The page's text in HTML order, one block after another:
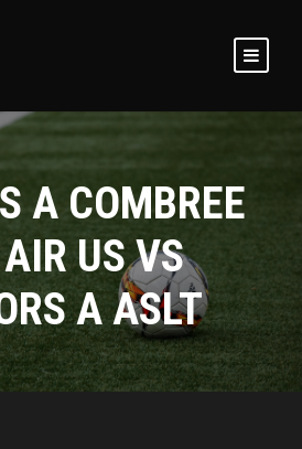
A COMBREE
US VS
A ASLT